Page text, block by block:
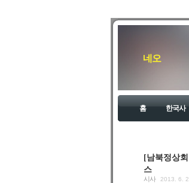
네오
홈 한국사
[남북정상
스
시사 2013. 6.